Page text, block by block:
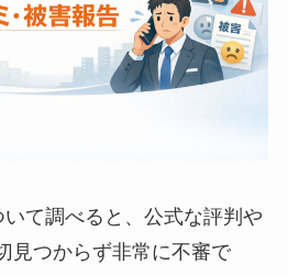
て調べると、公式な評判や
見つからず非常に不審で